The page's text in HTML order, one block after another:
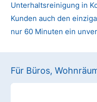
Unterhaltsreinigung in
Kunden auch den
nur 60 Minuten ein
Für Büros,